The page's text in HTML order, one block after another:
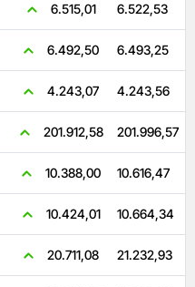
6.515,01 6.522,53
6.492,50 6.493,25
4.243,07 4.243,56
201.912,58 201.996,57
10.388,00 10.616,47
10.424,01 10.664,34
20.711,08 21.232,93